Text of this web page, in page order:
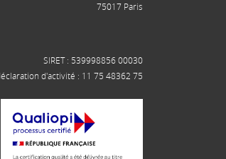
75017 Paris
SIRET : 539998856 00030
d'activité : 11 75 48362 75